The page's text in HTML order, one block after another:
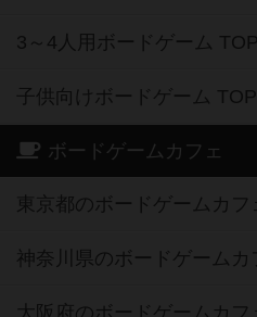
3～4人用ボードゲーム
子供向けボードゲーム
ボードゲームカフェ
東京都のボードゲームカフ
神奈川県のボードゲームカ
大阪府のボードゲームカフ